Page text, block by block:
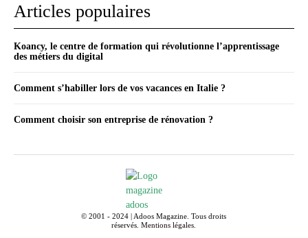
Articles populaires
Koancy, le centre de formation qui révolutionne l’apprentissage
des métiers du digital
Comment s’habiller lors de vos vacances en Italie ?
Comment choisir son entreprise de rénovation ?
© 2001 - 2024 | Adoos Magazine. Tous droits
réservés.Mentions légales